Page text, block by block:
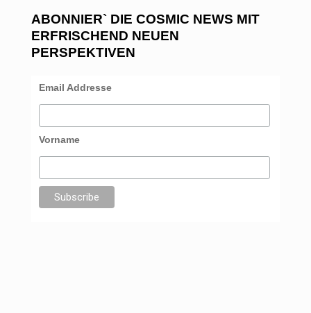
ABONNIER` DIE COSMIC NEWS MIT
ERFRISCHEND NEUEN
PERSPEKTIVEN
Email Addresse
Vorname